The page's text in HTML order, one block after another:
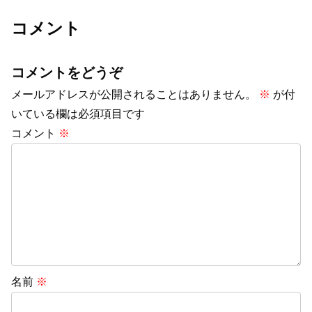
コメント
コメントをどうぞ
メールアドレスが公開されることはありません。 ※ が付
いている欄は必須項目です
コメント ※
名前 ※